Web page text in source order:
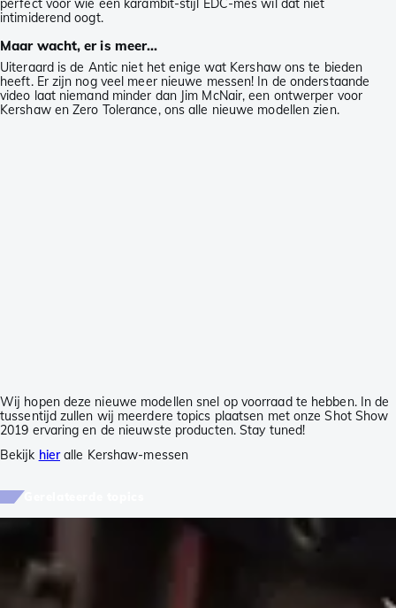
perfect voor wie een karambit-stijl EDC-mes wil dat niet
intimiderend oogt.
Maar wacht, er is meer...
Uiteraard is de Antic niet het enige wat Kershaw ons te bieden
heeft. Er zijn nog veel meer nieuwe messen! In de onderstaande
video laat niemand minder dan Jim McNair, een ontwerper voor
Kershaw en Zero Tolerance, ons alle nieuwe modellen zien.
Wij hopen deze nieuwe modellen snel op voorraad te hebben. In de
tussentijd zullen wij meerdere topics plaatsen met onze Shot Show
2019 ervaring en de nieuwste producten. Stay tuned!
Bekijk hieralle Kershaw-messen